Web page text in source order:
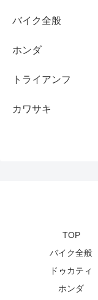
バイク全般
ホンダ
トライアンフ
カワサキ
TOP
バイク全般
ドゥカティ
ホンダ